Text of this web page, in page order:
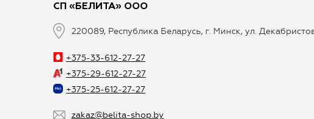
СП «БЕЛИТА» ООО
220089, Республика Беларусь, г. Минск, ул.
+375-33-612-27-27
+375-29-612-27-27
+375-25-612-27-27
zakaz@belita-shop.by